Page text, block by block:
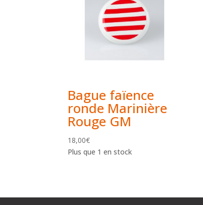
Bague faïence
ronde Marinière
Rouge GM
18,00€
Plus que 1 en stock